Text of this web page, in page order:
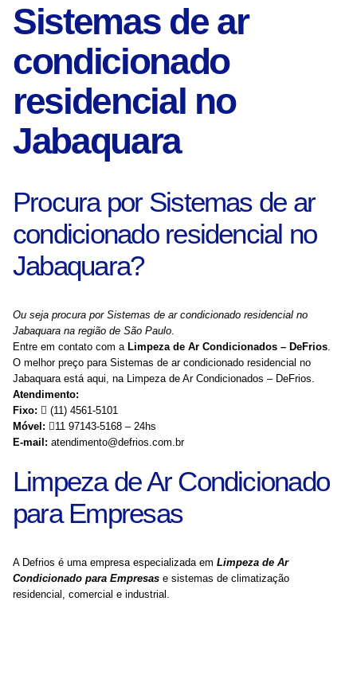
Sistemas de ar
condicionado
residencial no
Jabaquara
Procura por Sistemas de ar
condicionado residencial no
Jabaquara?
Ou seja procura por Sistemas de ar condicionado residencial no
Jabaquara na região de São Paulo.
Entre em contato com a Limpeza de Ar Condicionados – DeFrios.
O melhor preço para Sistemas de ar condicionado residencial no
Jabaquara está aqui, na Limpeza de Ar Condicionados – DeFrios.
Atendimento:
Fixo:
(11) 4561-5101
Móvel:
11 97143-5168 – 24hs
E-mail: atendimento@defrios.com.br
Limpeza de Ar Condicionado
para Empresas
A Defrios é uma empresa especializada em Limpeza de Ar
Condicionado para Empresas e sistemas de climatização
residencial, comercial e industrial.